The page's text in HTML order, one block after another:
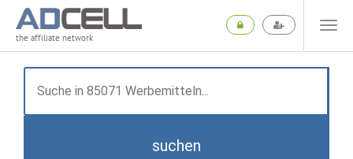
the affiliate network
suchen